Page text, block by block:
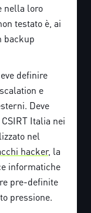
nella loro
testato è, ai
backup
definire
e
Deve
Italia nei
nel
hacker, la
informatiche
pre-definite
pressione.